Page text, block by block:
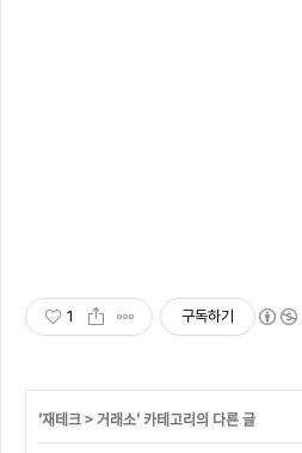
1 구독하기
'재테크>거래소' 카테고리의 다른 글